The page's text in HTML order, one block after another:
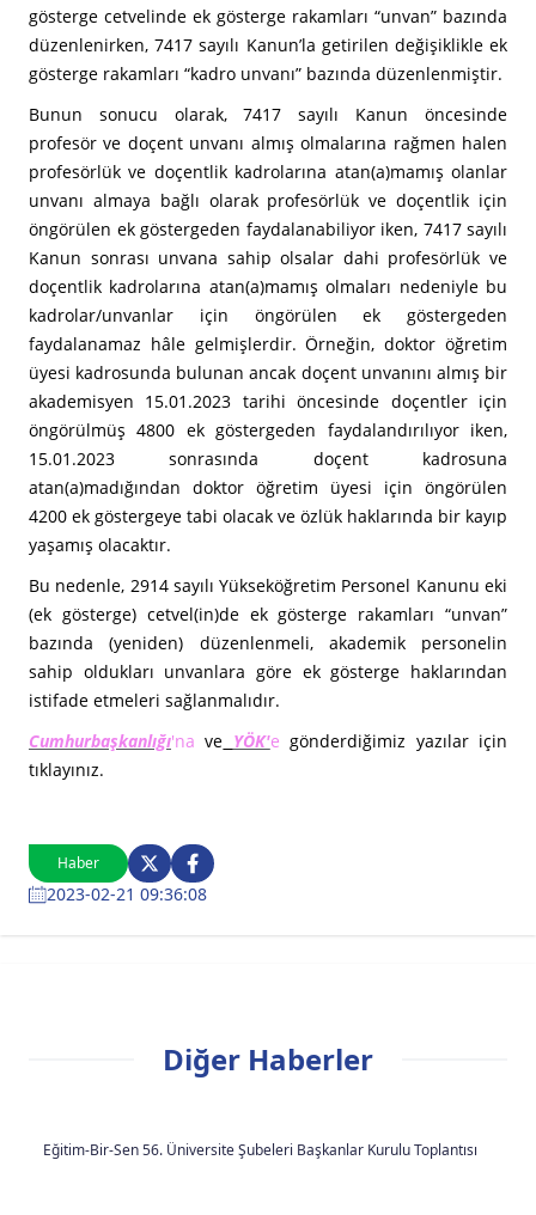
Haber
2023-02-21 09:36:08
gösterge cetvelinde ek gösterge rakamları “unvan” bazında
düzenlenirken, 7417 sayılı Kanun’la getirilen değişiklikle ek
gösterge rakamları “kadro unvanı” bazında düzenlenmiştir.
Bunun sonucu olarak, 7417 sayılı Kanun öncesinde
profesör ve doçent unvanı almış olmalarına rağmen halen
profesörlük ve doçentlik kadrolarına atan(a)mamış olanlar
unvanı almaya bağlı olarak profesörlük ve doçentlik için
öngörülen ek göstergeden faydalanabiliyor iken, 7417 sayılı
Kanun sonrası unvana sahip olsalar dahi profesörlük ve
doçentlik kadrolarına atan(a)mamış olmaları nedeniyle bu
kadrolar/unvanlar için öngörülen ek göstergeden
faydalanamaz hâle gelmişlerdir. Örneğin, doktor öğretim
üyesi kadrosunda bulunan ancak doçent unvanını almış bir
akademisyen 15.01.2023 tarihi öncesinde doçentler için
öngörülmüş 4800 ek göstergeden faydalandırılıyor iken,
15.01.2023 sonrasında doçent kadrosuna
atan(a)madığından doktor öğretim üyesi için öngörülen
4200 ek göstergeye tabi olacak ve özlük haklarında bir kayıp
yaşamış olacaktır.
Bu nedenle, 2914 sayılı Yükseköğretim Personel Kanunu eki
(ek gösterge) cetvel(in)de ek gösterge rakamları “unvan”
bazında (yeniden) düzenlenmeli, akademik personelin
sahip oldukları unvanlara göre ek gösterge haklarından
istifade etmeleri sağlanmalıdır.
Cumhurbaşkanlığı'na ve YÖK'egönderdiğimiz yazılar için
tıklayınız.
Diğer Haberler
Eğitim-Bir-Sen 56. Üniversite Şubeleri Başkanlar Kurulu Toplantısı